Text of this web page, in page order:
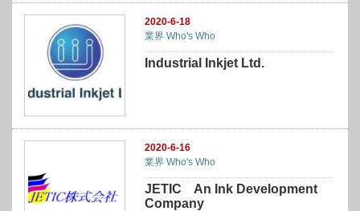
2020-6-18
業界 Who's Who
Industrial Inkjet Ltd.
2020-6-16
業界 Who's Who
JETIC An Ink Development
Company